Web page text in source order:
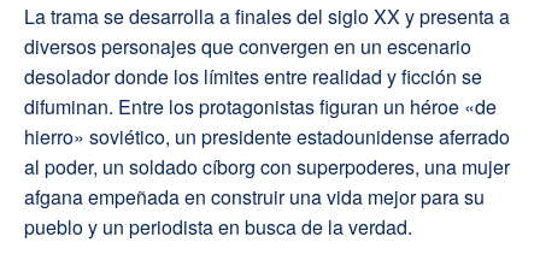
La trama se desarrolla a finales del siglo XX y presenta a
diversos personajes que convergen en un escenario
desolador donde los límites entre realidad y ficción se
difuminan. Entre los protagonistas figuran un héroe «de
hierro» soviético, un presidente estadounidense aferrado
al poder, un soldado cíborg con superpoderes, una mujer
afgana empeñada en construir una vida mejor para su
pueblo y un periodista en busca de la verdad.